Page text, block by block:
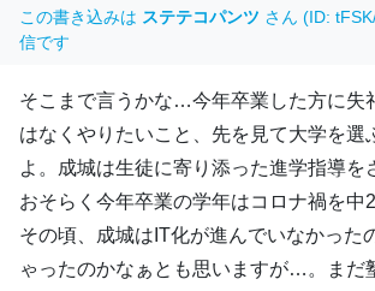
この書き込みは ステテコパンツ さん (ID:
信です
そこまで言うかな…今年卒業した方に失
はなくやりたいこと、先を見て大学を選
よ。成城は生徒に寄り添った進学指導を
おそらく今年卒業の学年はコロナ禍を中
その頃、成城はIT化が進んでいなかった
ゃったのかなぁとも思いますが…。まだ